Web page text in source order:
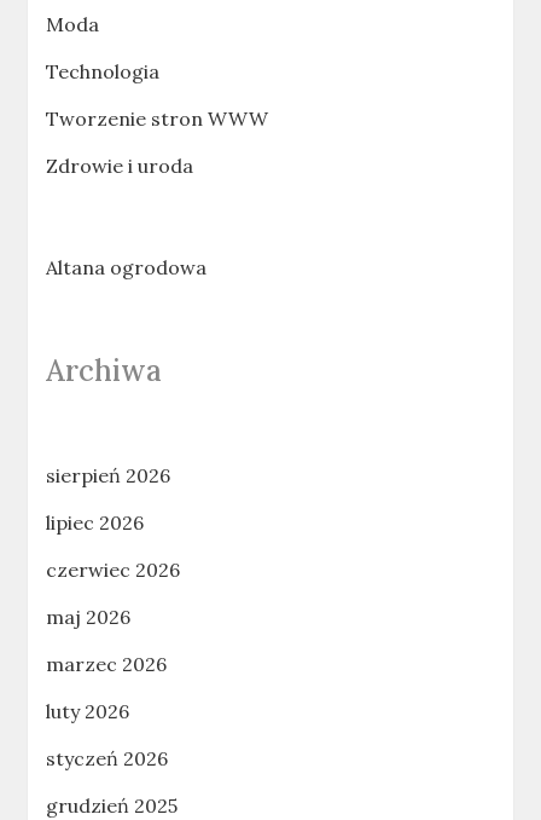
Moda
Technologia
Tworzenie stron WWW
Zdrowie i uroda
Altana ogrodowa
Archiwa
sierpień 2026
lipiec 2026
czerwiec 2026
maj 2026
marzec 2026
luty 2026
styczeń 2026
grudzień 2025